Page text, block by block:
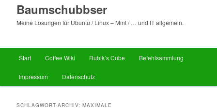
Baumschubbser
Meine Lösungen für Ubuntu / Linux – Mint / … und IT allgemein.
Zum
primären
Zum
sekundären
Start Coffee Wiki Rubik’s Cube Befehlsammlung
Impressum Datenschutz
SCHLAGWORT-ARCHIV:MAXIMALE